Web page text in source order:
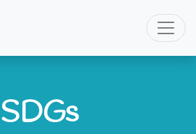
SDGs